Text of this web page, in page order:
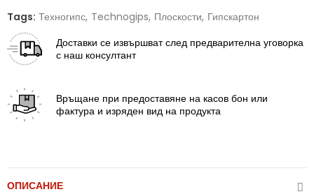
Tags: Техногипс Technogips Плоскости Гипскартон
Доставки се извършват след предварителна уговорка
с наш консултант
Връщане при предоставяне на касов бон или
фактура и изряден вид на продукта
ОПИСАНИЕ